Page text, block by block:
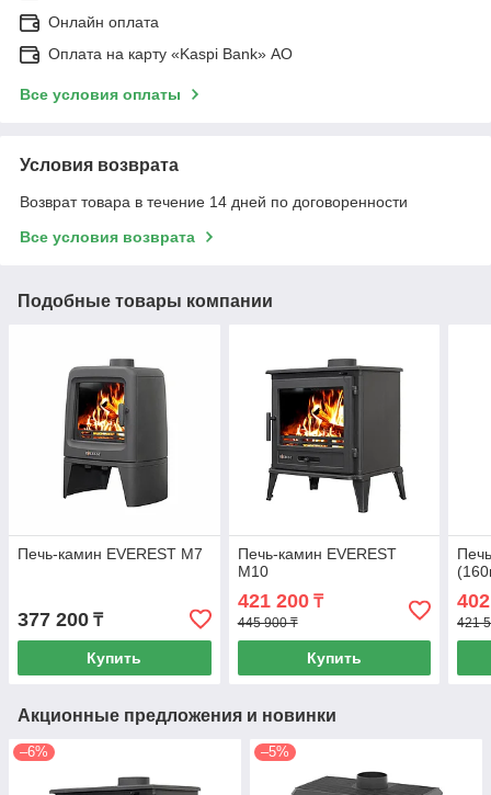
Онлайн оплата
Оплата на карту «Kaspi Bank» АО
Все условия оплаты
Условия возврата
Возврат товара в течение 14 дней по договоренности
Все условия возврата
Подобные товары компании
Печь-камин EVEREST М7
377 200 ₸
Купить
Печь-камин EVEREST
М10
421 200₸
445 900 ₸
Купить
421
Акционные предложения и новинки
–6% –5%